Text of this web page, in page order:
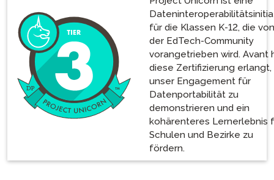
für die Klassen K-12, die
der EdTech-Community
vorangetrieben wird. Avant
diese Zertifizierung erlangt,
unser Engagement für
Datenportabilität zu
demonstrieren und ein
kohärenteres Lernerlebnis
Schulen und Bezirke zu
fördern.